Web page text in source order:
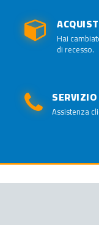
Hai
di recesso.
Assistenza